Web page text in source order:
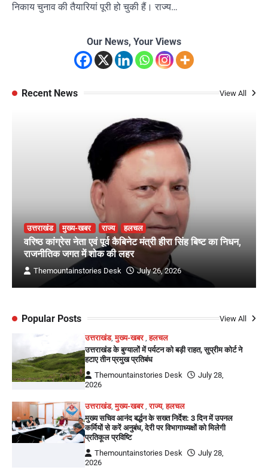
निकाय चुनाव की तैयारियां पूरी हो चुकी हैं। राज्य…
Our News, Your Views
Recent News View All
उत्तराखंड मुख्य-खबर राज्य हलचल
वरिष्ठ कांग्रेस नेता एवं पूर्व कैबिनेट मंत्री हीरा सिंह बिष्ट का निधन,
राजनीतिक जगत में शोक की लहर
Themountainstories Desk July 26, 2026
Popular Posts View All
उत्तराखंड,मुख्य-खबर ,हलचल
उत्तराखंड के बुग्यालों में पर्यटन को बड़ी राहत, सुप्रीम कोर्ट ने
हटाए तीन प्रमुख प्रतिबंध
Themountainstories Desk
July 28,
2026
उत्तराखंड,मुख्य-खबर ,राज्य,हलचल
मुख्य सचिव आनंद बर्द्धन के सख्त निर्देश: 3 दिन में उपनल
कर्मियों से करें अनुबंध, देरी पर विभागाध्यक्षों को मिलेगी
प्रतिकूल प्रविष्टि
Themountainstories Desk
July 28,
2026